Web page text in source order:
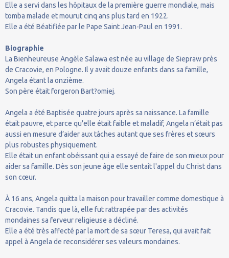
Elle a servi dans les hôpitaux de la première guerre mondiale, mais
tomba malade et mourut cinq ans plus tard en 1922.
Elle a été Béatifiée par le Pape Saint Jean-Paul en 1991.
Biographie
La Bienheureuse Angèle Salawa est née au village de Siepraw près
de Cracovie, en Pologne. Il y avait douze enfants dans sa famille,
Angela étant la onzième.
Son père était forgeron Bart?omiej.
Angela a été Baptisée quatre jours après sa naissance. La famille
était pauvre, et parce qu'elle était faible et maladif, Angela n’était pas
aussi en mesure d’aider aux tâches autant que ses frères et sœurs
plus robustes physiquement.
Elle était un enfant obéissant qui a essayé de faire de son mieux pour
aider sa famille. Dès son jeune âge elle sentait l'appel du Christ dans
son cœur.
À 16 ans, Angela quitta la maison pour travailler comme domestique à
Cracovie. Tandis que là, elle fut rattrapée par des activités
mondaines sa ferveur religieuse a décliné.
Elle a été très affecté par la mort de sa sœur Teresa, qui avait fait
appel à Angela de reconsidérer ses valeurs mondaines.